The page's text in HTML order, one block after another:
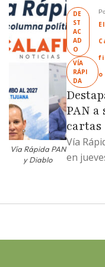
Mexicali;
Llamadme
Ruffo
Moreno
…
Vía Rápida PAN
y Diablo
DE
ST
AC
AD
O
VÍA
RÁPI
DA
El
o
PAN a
cartas
Vía
en
cartas; El